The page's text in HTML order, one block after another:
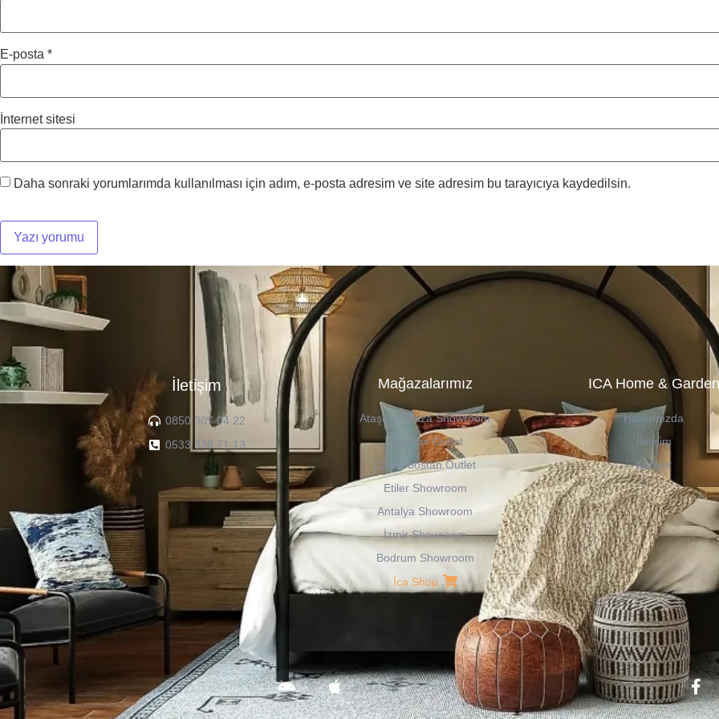
E-posta *
İnternet sitesi
Daha sonraki yorumlarımda kullanılması için adım, e-posta adresim ve site adresim bu tarayıcıya kaydedilsin.
İletişim
0850 307 04 22
0533 336 71 13
Mağazalarımız
Ataşehir Plaza Showroom
Ataşehir Outlet
Caddebostan Outlet
Etiler Showroom
Antalya Showroom
İzmir Showroom
Bodrum Showroom
İca Shop
ICA Home & Garden
Hakkımızda
İletişim
Kariyer